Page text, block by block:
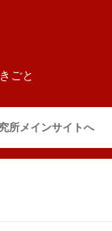
ごと
所メインサイトへ